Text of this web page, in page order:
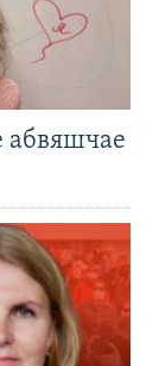
абвяшчае